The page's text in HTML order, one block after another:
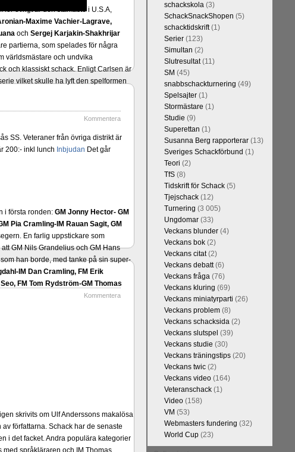
övrigt är den starkaste i U.S.A,
Maxime Vachier-Lagrave,
och Sergej Karjakin-Shakhrijar
partierna, som spelades för några
världsmästare och undvika
och klassiskt schack. Enligt Carlsen är
vilket skulle ha lyft den spelformen
i första ronden: GM Jonny Hector- GM
Pia Cramling-IM Rauan Sagit, GM
En farlig uppstickare som
GM Nils Grandelius och GM Hans
han borde, med tanke på sin super-
IM Dan Cramling, FM Erik
FM Tom Rydström-GM Thomas
skrivits om Ulf Anderssons makalösa
författarna. Schack har de senaste
i det facket. Andra populära kategorier
språkläraren och IM Thomas
Kommentera
SS. Veteraner från övriga distrikt är
200:- inkl lunch Inbjudan Det går
Kommentera
schackskola(3)
SchackSnackShopen (5)
schacktidskrift(1)
Serier(123)
Simultan (2)
Slutresultat(11)
SM (45)
snabbschackturnering (49)
Spelsajter(1)
Stormästare (1)
Studie (9)
Superettan (1)
Susanna Berg rapporterar(13)
Sveriges Schackförbund (1)
Teori (2)
TfS(8)
Tidskrift för Schack(5)
Tjejschack(12)
Turnering (3 005)
Ungdomar(33)
Veckans blunder(4)
Veckans bok(2)
Veckans citat(2)
Veckans debatt(6)
Veckans fråga(76)
Veckans kluring (69)
Veckans miniatyrparti (26)
Veckans problem(8)
Veckans schacksida(2)
Veckans slutspel (39)
Veckans studie (30)
Veckans träningstips(20)
Veckans twic(2)
Veckans video(164)
Veteranschack(1)
Video(158)
VM (53)
Webmasters fundering (32)
World Cup(23)